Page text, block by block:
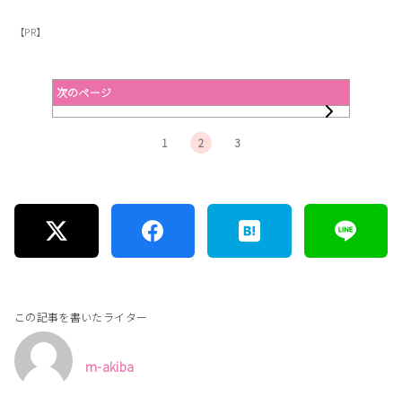
【PR】
次のページ
1 2 3
この記事を書いたライター
m-akiba